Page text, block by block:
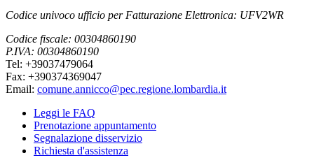
Codice univoco ufficio per Fatturazione Elettronica: UFV2WR
Codice fiscale: 00304860190
P.IVA: 00304860190
Tel: +39037479064
Fax: +390374369047
Email: comune.annicco@pec.regione.lombardia.it
Leggi le FAQ
Prenotazione appuntamento
Segnalazione disservizio
Richiesta d'assistenza